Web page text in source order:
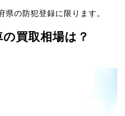
の防犯登録に限ります。
買取相場は？